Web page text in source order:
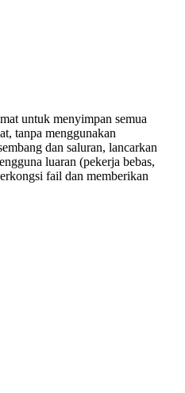
untuk menyimpan semua
tanpa menggunakan
dan saluran, lancarkan
luaran (pekerja bebas,
fail dan memberikan